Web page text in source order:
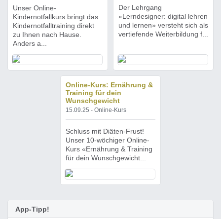
Unser Online-
Kindernotfallkurs bringt das
Kindernotfalltraining direkt
zu Ihnen nach Hause.
Anders a...
Der Lehrgang
«Lerndesigner: digital lehren
und lernen» versteht sich als
vertiefende Weiterbildung f...
Online-Kurs: Ernährung &
Training für dein
Wunschgewicht
15.09.25 - Online-Kurs
Schluss mit Diäten-Frust!
Unser 10-wöchiger Online-
Kurs «Ernährung & Training
für dein Wunschgewicht...
App-Tipp!